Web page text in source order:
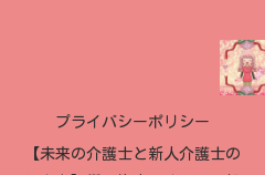
プライバシーポリシー
【未来の介護士と新人介護士の